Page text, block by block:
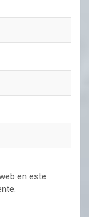
en este